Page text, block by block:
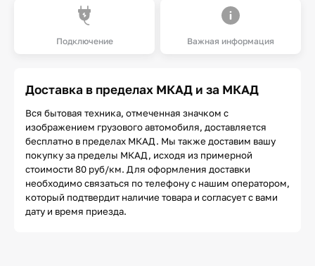
Подключение Важная информация
Доставка в пределах МКАД и за МКАД
Вся бытовая техника, отмеченная значком с
изображением грузового автомобиля, доставляется
бесплатно в пределах МКАД. Мы также доставим вашу
покупку за пределы МКАД, исходя из примерной
стоимости 80 руб/км. Для оформления доставки
необходимо связаться по телефону с нашим оператором,
который подтвердит наличие товара и согласует с вами
дату и время приезда.